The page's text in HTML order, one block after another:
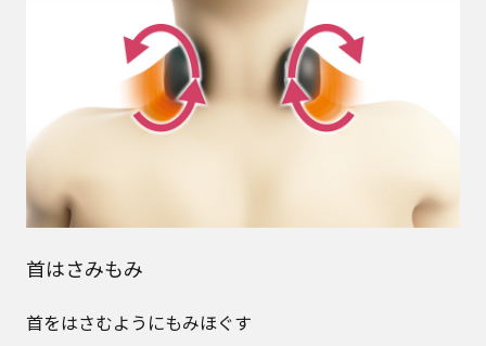
首はさみもみ
首をはさむようにもみほぐす